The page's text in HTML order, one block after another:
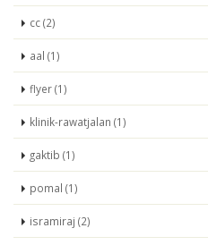
cc (2)
aal (1)
flyer (1)
klinik-rawatjalan (1)
gaktib (1)
pomal (1)
isramiraj (2)